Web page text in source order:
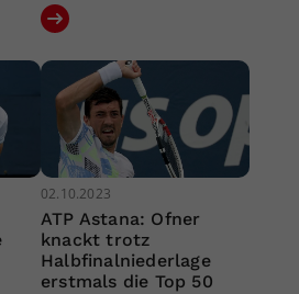
02.10.2023
ATP Astana: Ofner
knackt trotz
Halbfinalniederlage
erstmals die Top 50